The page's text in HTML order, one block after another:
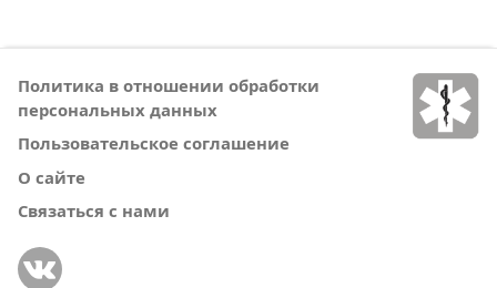
Политика в отношении обработки
персональных данных
Пользовательское соглашение
О сайте
Связаться с нами